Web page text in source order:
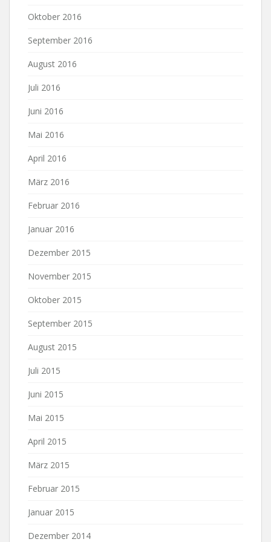
Oktober 2016
September 2016
August 2016
Juli 2016
Juni 2016
Mai 2016
April 2016
März 2016
Februar 2016
Januar 2016
Dezember 2015
November 2015
Oktober 2015
September 2015
August 2015
Juli 2015
Juni 2015
Mai 2015
April 2015
März 2015
Februar 2015
Januar 2015
Dezember 2014